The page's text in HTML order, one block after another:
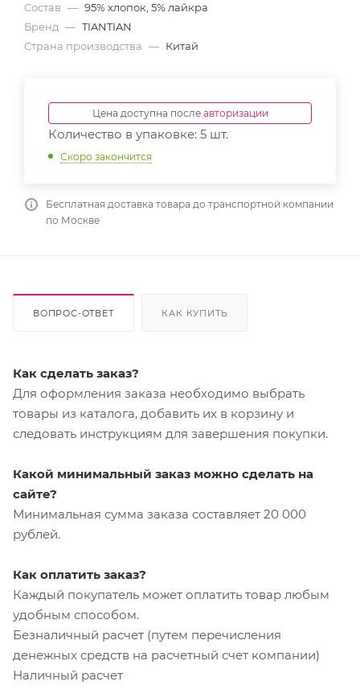
Состав — 95% хлопок, 5% лайкра
Бренд — TIANTIAN
Страна производства — Китай
Цена доступна после авторизации
Количество в упаковке: 5 шт.
Скоро закончится
Бесплатная доставка товара до транспортной компании
по Москве
ВОПРОС-ОТВЕТ КАК КУПИТЬ
Как сделать заказ?
Для оформления заказа необходимо выбрать
товары из каталога, добавить их в корзину и
следовать инструкциям для завершения покупки.
Какой минимальный заказ можно сделать на
сайте?
Минимальная сумма заказа составляет 20 000
рублей.
Как оплатить заказ?
Каждый покупатель может оплатить товар любым
удобным способом.
Безналичный расчет (путем перечисления
денежных средств на расчетный счет компании)
Наличный расчет